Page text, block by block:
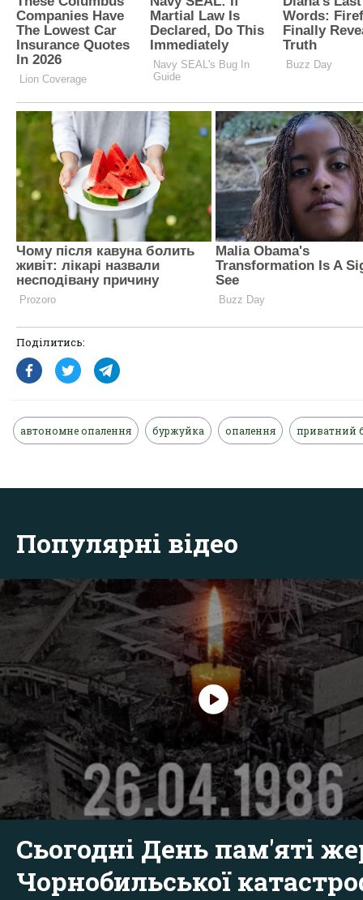
Поділитись:
автономне опалення буржуйка опалення приватний
Популярні відео
Сьогодні День пам'яті
Чорнобильської